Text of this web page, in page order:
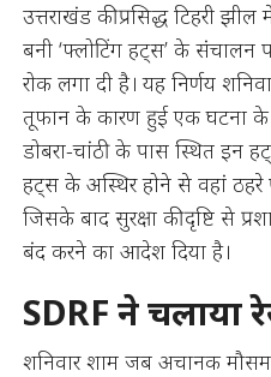
उत्तराखंड की प्रसिद्ध टिहरी
बनी ‘फ्लोटिंग हट्स’ के संचालन
रोक लगा दी है। यह निर्णय
तूफान के कारण हुई एक घटना के
डोबरा-चांठी के पास स्थित
हट्स के अस्थिर होने से वहां
जिसके बाद सुरक्षा की दृष्टि से
बंद करने का आदेश दिया है।
SDRF ने
शनिवार शाम जब अचानक